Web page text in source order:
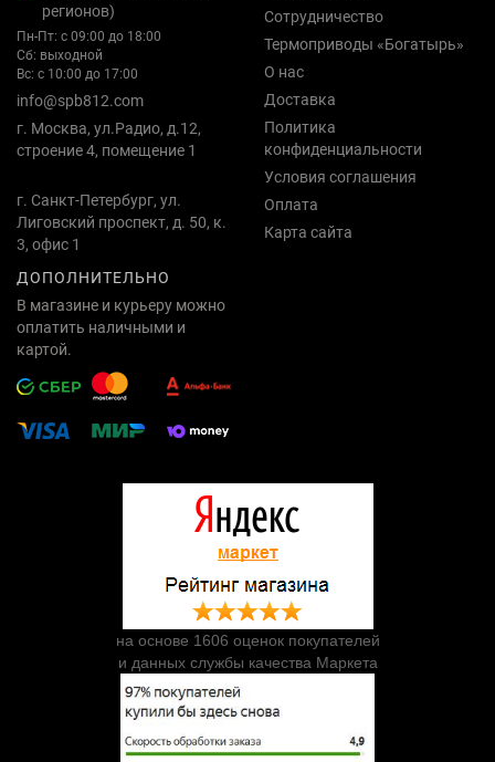
регионов)
Пн-Пт: с 09:00 до 18:00
Сб: выходной
Вс: с 10:00 до 17:00
info@spb812.com
г. Москва, ул.Радио, д.12,
строение 4, помещение 1
г. Санкт-Петербург, ул.
Лиговский проспект, д. 50, к.
3, офис 1
Сотрудничество
Термоприводы «Богатырь»
О нас
Доставка
Политика
конфиденциальности
Условия соглашения
Оплата
Карта сайта
ДОПОЛНИТЕЛЬНО
В магазине и курьеру можно
оплатить наличными и
картой.
на основе 1606 оценок покупателей
и данных службы качества Маркета